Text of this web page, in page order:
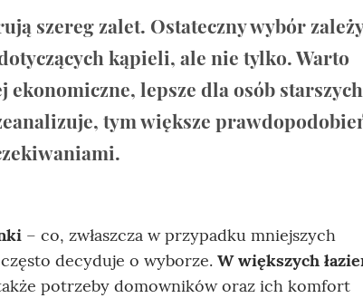
szereg zalet. Ostateczny wybór
kąpieli, ale nie tylko. Warto
lepsze dla osób
tym większe
– co, zwłaszcza w przypadku mniejszych
decyduje o wyborze. W większych
potrzeby domowników oraz ich komfort